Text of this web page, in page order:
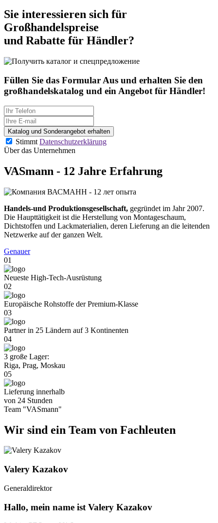
Sie interessieren sich für
Großhandelspreise
und Rabatte für Händler?
Füllen Sie das Formular Aus und erhalten Sie den
großhandelskatalog und ein Angebot für Händler!
Katalog und Sonderangebot erhalten
Stimmt Datenschutzerklärung
Über das Unternehmen
VASmann - 12 Jahre Erfahrung
Handels-und Produktionsgesellschaft, gegründet im Jahr 2007.
Die Haupttätigkeit ist die Herstellung von Montageschaum,
Dichtstoffen und Lackmaterialien, deren Lieferung an die leitenden
Netzwerke auf der ganzen Welt.
Genauer
01
Neueste High-Tech-Ausrüstung
02
Europäische Rohstoffe der Premium-Klasse
03
Partner in 25 Ländern auf 3 Kontinenten
04
3 große Lager:
Riga, Prag, Moskau
05
Lieferung innerhalb
von 24 Stunden
Team "VASmann"
Wir sind ein Team von Fachleuten
Valery Kazakov
Generaldirektor
Hallo, mein name ist Valery Kazakov